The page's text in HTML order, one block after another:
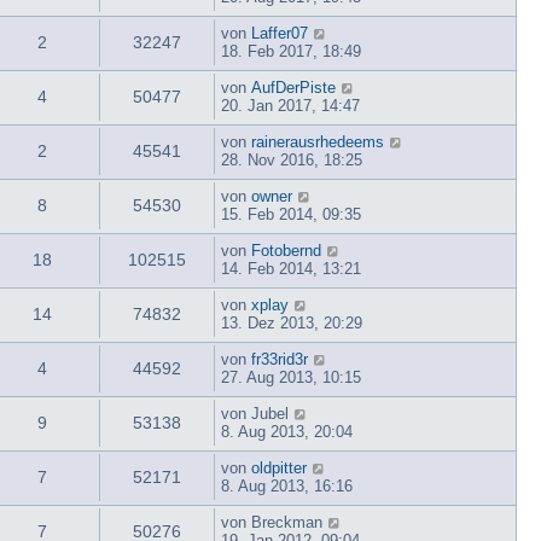
2 32247 von
Laffer07
18. Feb 2017, 18:49
4 50477 von AufDerPiste
20. Jan 2017, 14:47
2 45541 von rainerausrhedeems
28. Nov 2016, 18:25
8 54530 von owner
15. Feb 2014, 09:35
18 102515 von Fotobernd
14. Feb 2014, 13:21
14 74832 von xplay
13. Dez 2013, 20:29
4 44592 von fr33rid3r
27. Aug 2013, 10:15
9 53138 von Jubel
8. Aug 2013, 20:04
7 52171 von oldpitter
8. Aug 2013, 16:16
7 50276 von Breckman